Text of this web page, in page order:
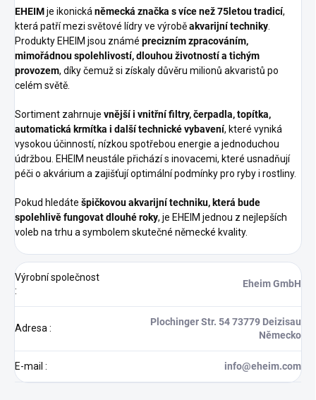
EHEIMje ikonickáněmecká značka s více než 75letou tradicí,
která patří mezi světové lídry ve výroběakvarijní techniky.
Produkty EHEIM jsou známé precizním zpracováním,
mimořádnou spolehlivostí, dlouhou životností a tichým
provozem, díky čemuž si získaly důvěru milionů akvaristů po
celém světě.
Sortiment zahrnuje vnější i vnitřní filtry, čerpadla, topítka,
automatická krmítka i další technické vybavení, které vyniká
vysokou účinností, nízkou spotřebou energie a jednoduchou
údržbou. EHEIM neustále přichází s inovacemi, které usnadňují
péči o akvárium a zajišťují optimální podmínky pro ryby i rostliny.
Pokud hledáte špičkovou akvarijní techniku, která bude
spolehlivě fungovat dlouhé roky, je EHEIM jednou z nejlepších
voleb na trhu a symbolem skutečné německé kvality.
Výrobní společnost
:
Eheim GmbH
Adresa:
Plochinger Str. 54 73779 Deizisau
Německo
E-mail : info@eheim.com